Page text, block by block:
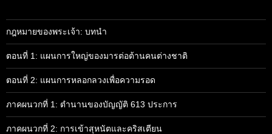
กฎหมายของพระเจ้า: บทนำ
ตอนที่ 1: แผนการใหญ่ของมารต่อต้านคนต่างชาติ
ตอนที่ 2: แผนการหลอกลวงเพื่อความรอด
ภาคผนวกที่ 1: ตำนานของบัญญัติ 613 ประการ
ภาคผนวกที่ 2: การเข้าสุหนัตและคริสเตียน